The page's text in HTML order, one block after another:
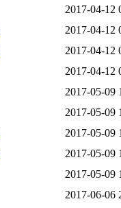
2017-04-12
2017-04-12
2017-04-12
2017-04-12
2017-05-09
2017-05-09
2017-05-09
2017-05-09
2017-05-09
2017-06-06